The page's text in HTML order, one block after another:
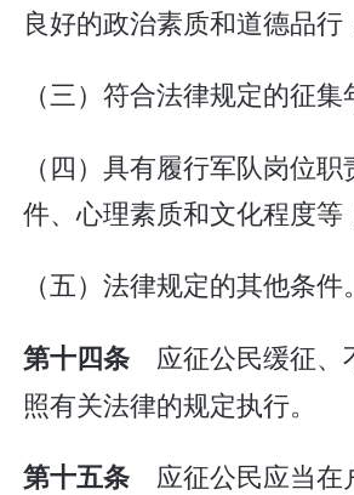
良好的政治素质和道德品行
（三）符合法律规定的征集
（四）具有履行军队岗位
件、心理素质和文化程度等
（五）法律规定的其他条件。
第十四条 应征公民缓征、
照有关法律的规定执行。
第十五条 应征公民应当在